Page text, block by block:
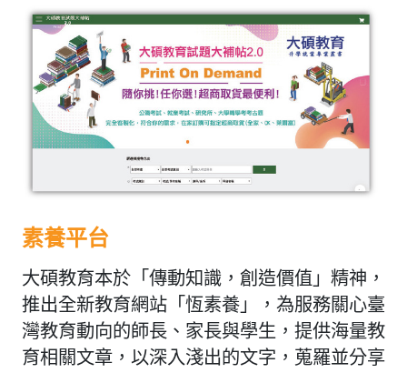
素養平台
大碩教育本於「傳動知識，創造價值」精神，
推出全新教育網站「恆素養」，為服務關心臺
灣教育動向的師長、家長與學生，提供海量教
育相關文章，以深入淺出的文字，蒐羅並分享